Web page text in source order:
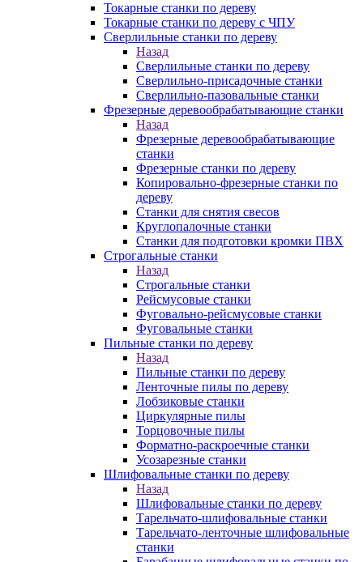
Токарные станки по дереву
Токарные станки по дереву с ЧПУ
Сверлильные станки по дереву
Назад
Сверлильные станки по дереву
Сверлильно-присадочные станки
Сверлильно-пазовальные станки
Фрезерные деревообрабатывающие станки
Назад
Фрезерные деревообрабатывающие
станки
Фрезерные станки по дереву
Копировально-фрезерные станки по
дереву
Станки для снятия свесов
Круглопалочные станки
Станки для подготовки кромки ПВХ
Строгальные станки
Назад
Строгальные станки
Рейсмусовые станки
Фуговально-рейсмусовые станки
Фуговальные станки
Пильные станки по дереву
Назад
Пильные станки по дереву
Ленточные пилы по дереву
Лобзиковые станки
Циркулярные пилы
Торцовочные пилы
Форматно-раскроечные станки
Усозарезные станки
Шлифовальные станки по дереву
Назад
Шлифовальные станки по дереву
Тарельчато-шлифовальные станки
Тарельчато-ленточные шлифовальные
станки